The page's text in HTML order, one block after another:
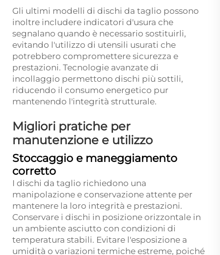
Gli ultimi modelli di dischi da taglio possono
inoltre includere indicatori d'usura che
segnalano quando è necessario sostituirli,
evitando l'utilizzo di utensili usurati che
potrebbero compromettere sicurezza e
prestazioni. Tecnologie avanzate di
incollaggio permettono dischi più sottili,
riducendo il consumo energetico pur
mantenendo l'integrità strutturale.
Migliori pratiche per
manutenzione e utilizzo
Stoccaggio e maneggiamento
corretto
I dischi da taglio richiedono una
manipolazione e conservazione attente per
mantenere la loro integrità e prestazioni.
Conservare i dischi in posizione orizzontale in
un ambiente asciutto con condizioni di
temperatura stabili. Evitare l'esposizione a
umidità o variazioni termiche estreme, poiché